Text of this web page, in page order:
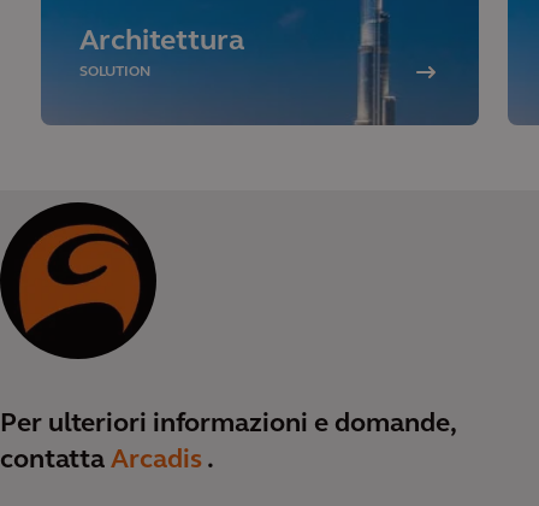
Architettura
SOLUTION
Per ulteriori informazioni e domande,
contatta Arcadis .